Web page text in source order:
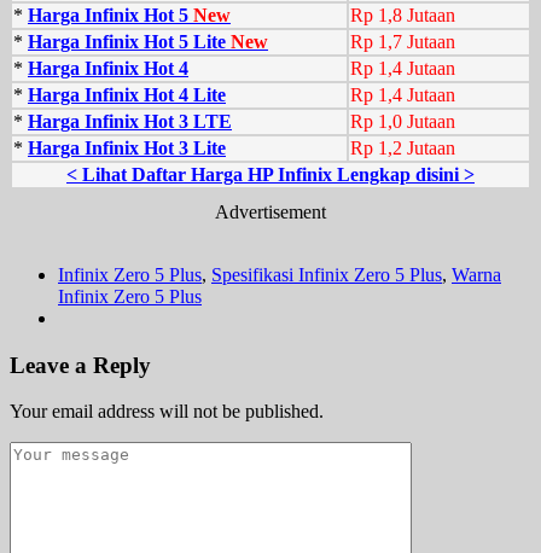
* Harga Infinix Hot 5 New
Rp 1,8 Jutaan
* Harga Infinix Hot 5 Lite New
Rp 1,7 Jutaan
* Harga Infinix Hot 4
Rp 1,4 Jutaan
* Harga Infinix Hot 4 Lite
Rp 1,4 Jutaan
* Harga Infinix Hot 3 LTE
Rp 1,0 Jutaan
* Harga Infinix Hot 3 Lite
Rp 1,2 Jutaan
< Lihat Daftar Harga HP Infinix Lengkap disini >
Advertisement
Infinix Zero 5 Plus, Spesifikasi Infinix Zero 5 Plus, Warna
Infinix Zero 5 Plus
Leave a Reply
Your email address will not be published.